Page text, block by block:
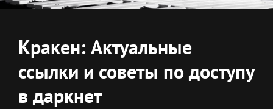
Кракен: Актуальные
ссылки и советы по доступу
в даркнет